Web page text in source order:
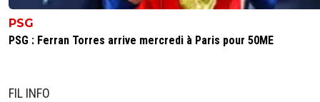
PSG
PSG : Ferran Torres arrive mercredi à Paris pour 50ME
FIL INFO